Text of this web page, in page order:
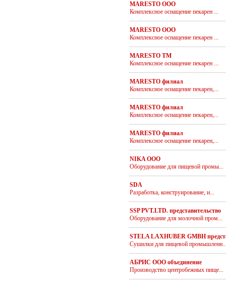
MARESTO ООО
Комплексное оснащение пекарен ...
MARESTO ООО
Комплексное оснащение пекарен ...
MARESTO ТМ
Комплексное оснащение пекарен ...
MARESTO филиал
Комплексное оснащение пекарен,...
MARESTO филиал
Комплексное оснащение пекарен,...
MARESTO филиал
Комплексное оснащение пекарен,...
NIKA ООО
Оборудование для пищевой промы...
SDA
Разработка, конструирование, и...
SSP PVT.LTD. представительство
Оборудование для молочной пром...
STELA LAXHUBER GMBH
Сушилки для пищевой
АБРИС ООО объединение
Производство центробежных пище...